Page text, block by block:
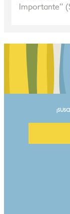
Importante”